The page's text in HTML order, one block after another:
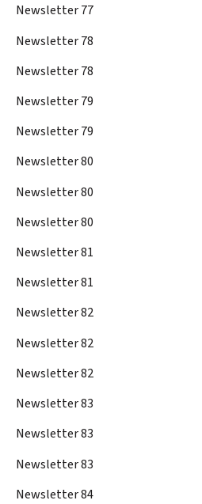
Newsletter 77
Newsletter 78
Newsletter 78
Newsletter 79
Newsletter 79
Newsletter 80
Newsletter 80
Newsletter 80
Newsletter 81
Newsletter 81
Newsletter 82
Newsletter 82
Newsletter 82
Newsletter 83
Newsletter 83
Newsletter 83
Newsletter 84